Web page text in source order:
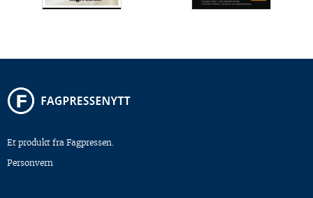
Et produkt fra Fagpressen.
Personvern